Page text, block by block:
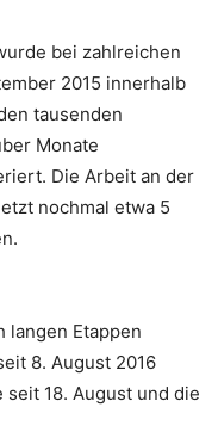
bei zahlreichen
2015 innerhalb
tausenden
Monate
Die Arbeit an der
nochmal etwa 5
langen Etappen
8. August 2016
18. August und die